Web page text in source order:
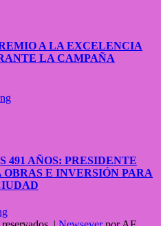
A LA EXCELENCIA
LA CAMPAÑA
491 AÑOS: PRESIDENTE
E INVERSIÓN PARA